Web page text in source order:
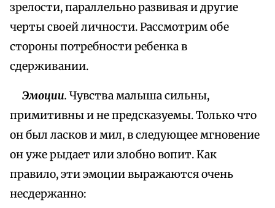
зрелости, параллельно развивая и другие
черты своей личности. Рассмотрим обе
стороны потребности ребенка в
сдерживании.
Эмоции. Чувства малыша сильны,
примитивны и не предсказуемы. Только что
он был ласков и мил, в следующее мгновение
он уже рыдает или злобно вопит. Как
правило, эти эмоции выражаются очень
несдержанно: